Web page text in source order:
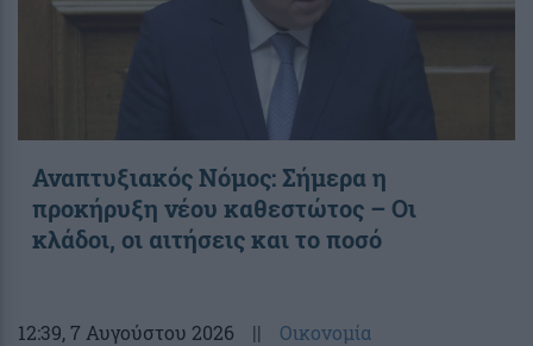
Αναπτυξιακός Νόμος: Σήμερα η
προκήρυξη νέου καθεστώτος – Οι
κλάδοι, οι αιτήσεις και το ποσό
12:39, 7 Αυγούστου 2026 || Οικονομία